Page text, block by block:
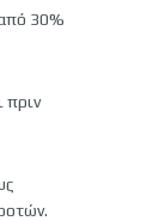
30%
πριν